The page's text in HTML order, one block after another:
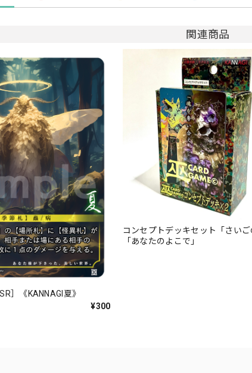
関連商品
］《KANNAGI夏》
¥300
コンセプトデッキセット「さい
「あなたのよこで」